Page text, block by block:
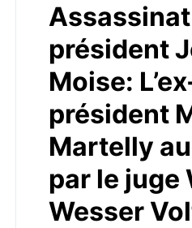
président
Moise:
président
Martelly
par le juge
Wesser